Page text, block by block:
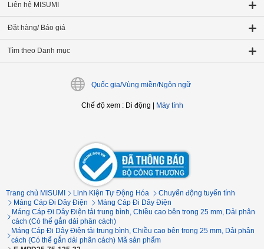
Liên hệ MISUMI
Đặt hàng/ Báo giá
Tìm theo Danh mục
Quốc gia/Vùng miền/Ngôn ngữ
Chế độ xem: Di động Máy tính
Trang chủ MISUMI Linh Kiện Tự Động Hóa
Chuyển động tuyến tính
Máng Cáp Đi Dây Điện
Máng Cáp Đi Dây Điện
Máng Cáp Đi Dây Điện tải trung bình, Chiều cao bên trong 25 mm, Dải phân
cách (Có thể gắn dải phân cách)
Máng Cáp Đi Dây Điện tải trung bình, Chiều cao bên trong 25 mm, Dải phân
cách (Có thể gắn dải phân cách) Mã sản phẩm